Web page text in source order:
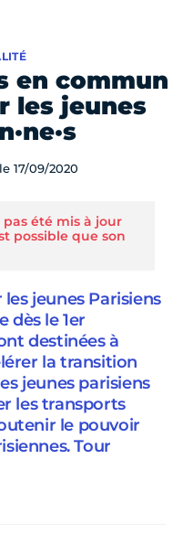
en commun
les jeunes
17/09/2020
été mis à jour
possible que son
jeunes Parisiens
dès le 1er
destinées à
la transition
jeunes parisiens
les transports
le pouvoir
Tour